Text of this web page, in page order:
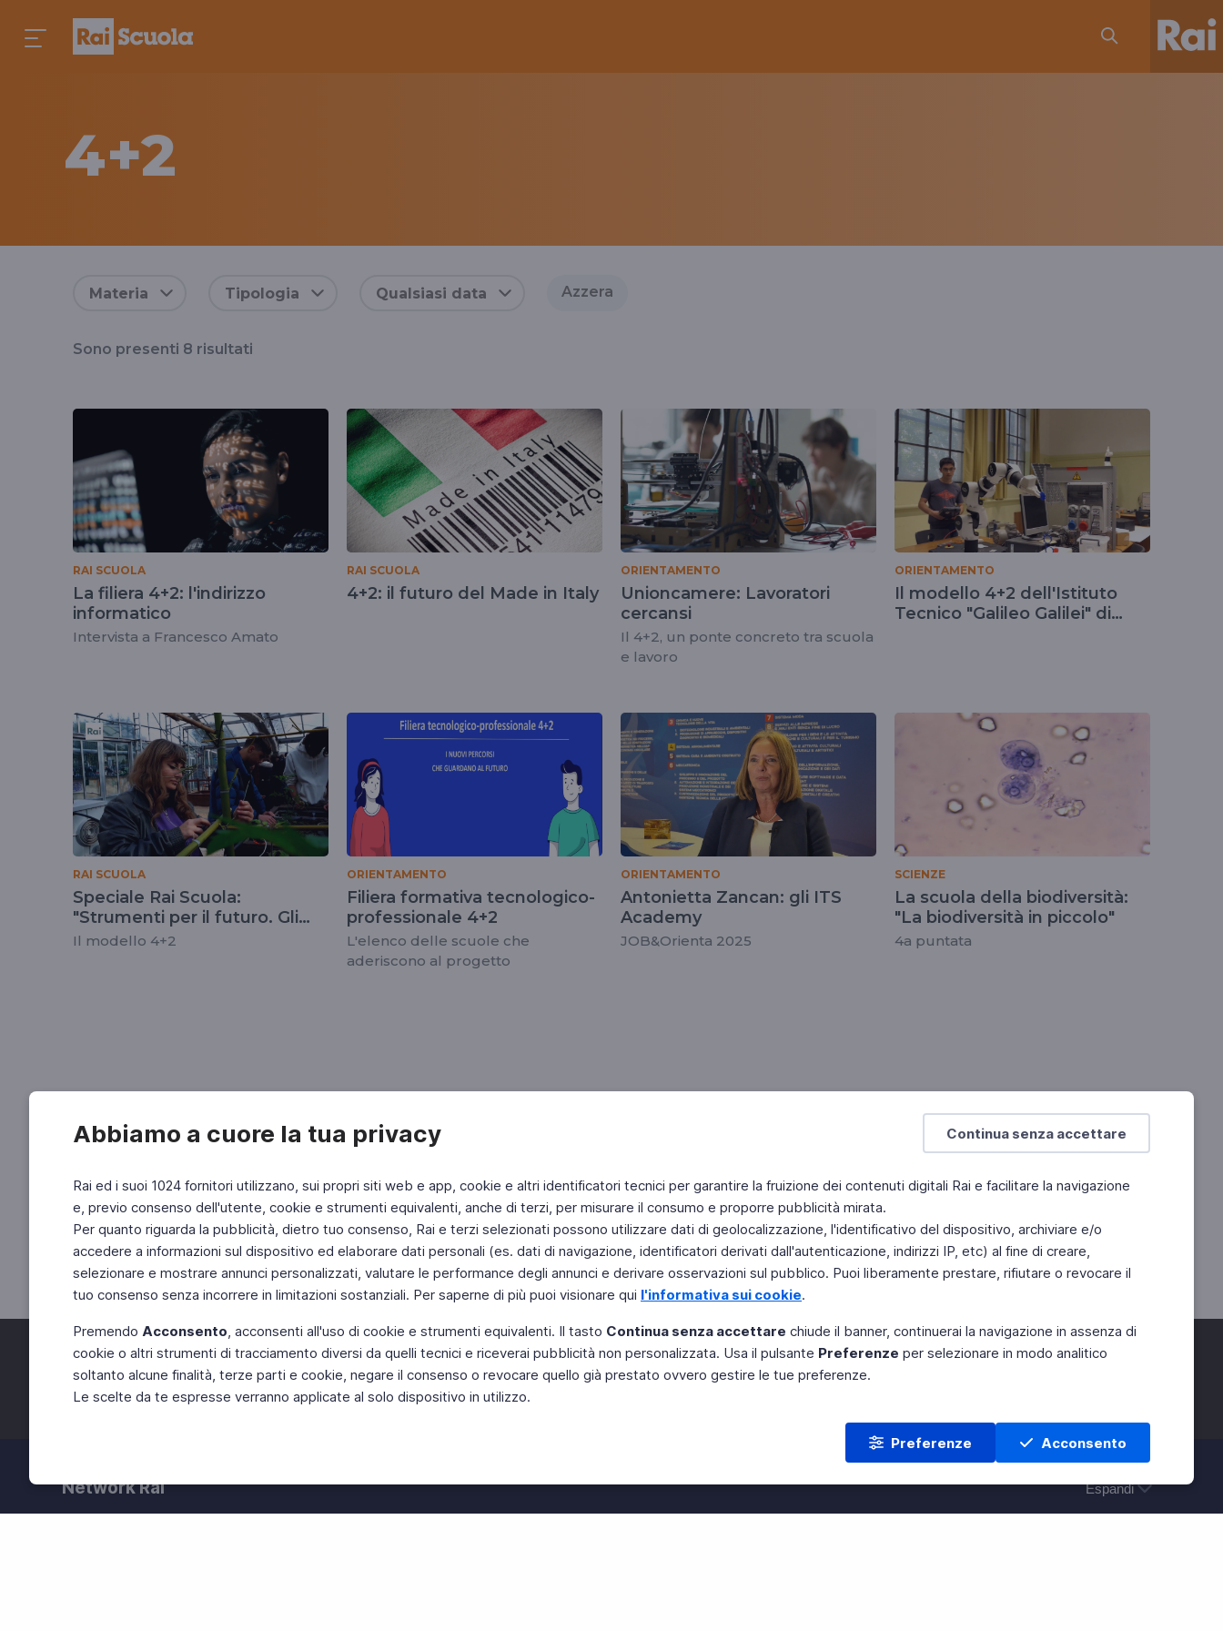
Continua senza accettare
Abbiamo a cuore la tua privacy
Rai ed i suoi 1024 fornitori utilizzano, sui propri siti web e app, cookie e altri identificatori tecnici per garantire la fruizione dei contenuti digitali Rai e facilitare la navigazione
e, previo consenso dell'utente, cookie e strumenti equivalenti, anche di terzi, per misurare il consumo e proporre pubblicità mirata.
Per quanto riguarda la pubblicità, dietro tuo consenso, Rai e terzi selezionati possono utilizzare dati di geolocalizzazione, l'identificativo del dispositivo, archiviare e/o
accedere a informazioni sul dispositivo ed elaborare dati personali (es. dati di navigazione, identificatori derivati dall'autenticazione, indirizzi IP, etc) al fine di creare,
selezionare e mostrare annunci personalizzati, valutare le performance degli annunci e derivare osservazioni sul pubblico. Puoi liberamente prestare, rifiutare o revocare il
tuo consenso senza incorrere in limitazioni sostanziali. Per saperne di più puoi visionare qui l'informativa sui cookie.
Premendo Acconsento, acconsenti all'uso di cookie e strumenti equivalenti. Il tasto Continua senza accettare chiude il banner, continuerai la navigazione in assenza di
cookie o altri strumenti di tracciamento diversi da quelli tecnici e riceverai pubblicità non personalizzata. Usa il pulsante Preferenze per selezionare in modo analitico
soltanto alcune finalità, terze parti e cookie, negare il consenso o revocare quello già prestato ovvero gestire le tue preferenze.
Le scelte da te espresse verranno applicate al solo dispositivo in utilizzo.
Preferenze Acconsento
4+2
tag
4piu2
Materia Tipologia Qualsiasi data Azzera
Sono presenti 8 risultati
RAI SCUOLA
La filiera 4+2: l'indirizzo
informatico
Intervista a Francesco Amato
RAI SCUOLA
4+2: il futuro del Made in Italy
ORIENTAMENTO
Unioncamere: Lavoratori
cercansi
Il 4+2, un ponte concreto tra scuola
e lavoro
ORIENTAMENTO
Il modello 4+2 dell'Istituto
Tecnico "Galileo Galilei" di
RAI SCUOLA
Speciale Rai Scuola:
"Strumenti per il futuro. Gli
Istituti Tecnici"
Il modello 4+2
ORIENTAMENTO
Filiera formativa tecnologico-
professionale 4+2
L'elenco delle scuole che
aderiscono al progetto
ORIENTAMENTO
Antonietta Zancan: gli ITS
Academy
JOB&Orienta 2025
SCIENZE
La scuola della biodiversità:
"La biodiversità in piccolo"
4a puntata
Facebook Twitter Instagram